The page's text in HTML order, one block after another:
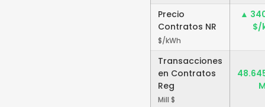
Precio
Contratos NR
$/kWh
▲
$/
Transacciones
en Contratos
Reg
Mill $